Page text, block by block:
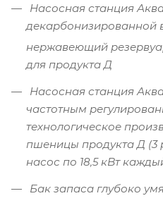
Насосная станция
декарбонизированной
нержавеющий
для продукта Д
Насосная станция
частотным
технологическое
пшеницы продукта Д (3
насос по 18,5 кВт
Бак запаса глубоко